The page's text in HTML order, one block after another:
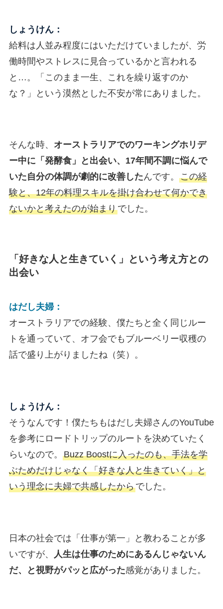
しょうけん：
給料は人並み程度にはいただけていましたが、労
働時間やストレスに見合っているかと言われる
と…。「このまま一生、これを繰り返すのか
な？」という漠然とした不安が常にありました。
そんな時、 オーストラリアでのワーキングホリデ
ー中に「発酵食」と出会い、17年間不調に悩んで
いた自分の体調が劇的に改善したんです。 この経
験と、12年の料理スキルを掛け合わせて何かでき
ないかと考えたのが始まりでした。
「好きな人と生きていく」という考え方との
出会い
はだし夫婦：
オーストラリアでの経験、僕たちと全く同じルー
トを通っていて、オフ会でもブルーベリー収穫の
話で盛り上がりましたね（笑）。
しょうけん：
そうなんです！僕たちもはだし夫婦さんのYouTube
を参考にロードトリップのルートを決めていたく
らいなので。 Buzz Boostに入ったのも、手法を学
ぶためだけじゃなく「好きな人と生きていく」と
いう理念に夫婦で共感したからでした。
日本の社会では「仕事が第一」と教わることが多
いですが、
人生は仕事のためにあるんじゃないん
だ、と視野がパッと広がった感覚がありました。